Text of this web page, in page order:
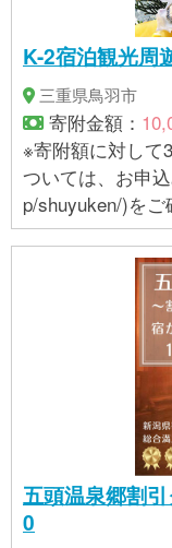
K-2宿泊観光周
三重県鳥羽市
寄附金額：
※寄附額に対して
ついては、お申
p/shuyuken/)を
会へお問い合わせ下さい。
L：
五頭温泉郷割
0